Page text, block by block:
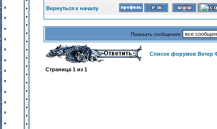
Вернуться к началу
Показать сообщения:
Список форумов Ветер
Страница 1 из 1